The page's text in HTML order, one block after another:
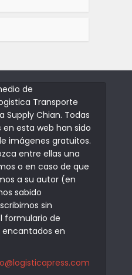
de
Transporte
Supply Chian. Todas
esta web han sido
imágenes gratuitos.
entre ellas una
o en caso de que
a su autor (en
sabido
sin
formulario de
en